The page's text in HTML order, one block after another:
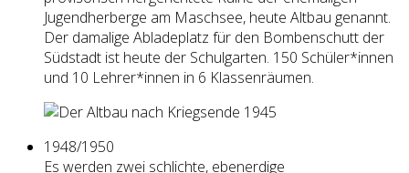
Jugendherberge am Maschsee, heute Altbau genannt.
Der damalige Abladeplatz für den Bombenschutt der
Südstadt ist heute der Schulgarten. 150 Schüler*innen
und 10 Lehrer*innen in 6 Klassenräumen.
1948/1950
Es werden zwei schlichte, ebenerdige